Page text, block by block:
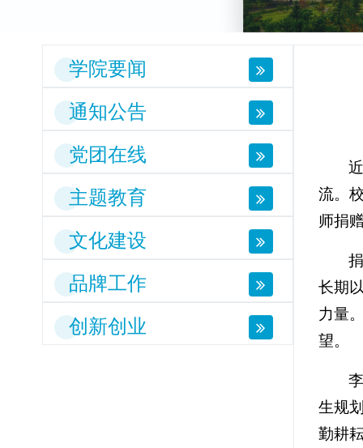
学院要闻
通知公告
党团在线
主题教育
文化建设
品牌工作
创新创业
流。
师捐
长期
力量
望。
生规
勤耕